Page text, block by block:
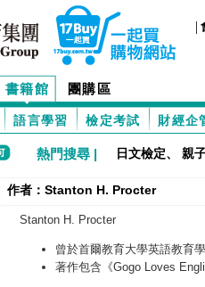
|
書籍館 團購區
語言學習 檢定考試 財經企
熱門搜尋 | 日文檢定、 親
作者：Stanton H. Procter
Stanton H. Procter
曾於首爾教育大學英語教育
著作包含《Gogo Loves